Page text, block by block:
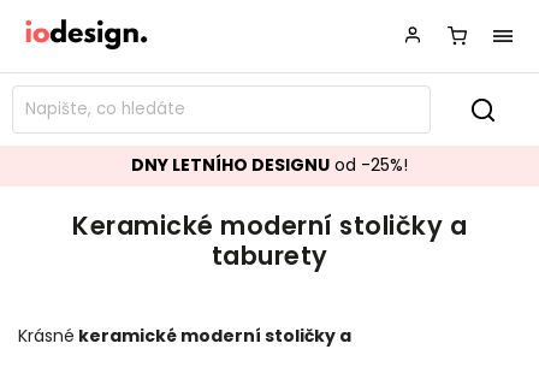
DNY LETNÍHO DESIGNU od -25%!
Keramické moderní stoličky a
taburety
Krásné keramické moderní stoličky a